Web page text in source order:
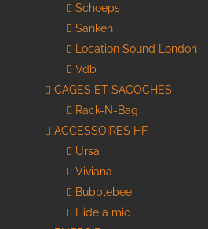
Schoeps
Sanken
Location Sound London
Vdb
CAGES ET SACOCHES
Rack-N-Bag
ACCESSOIRES HF
Ursa
Viviana
Bubblebee
Hide a mic